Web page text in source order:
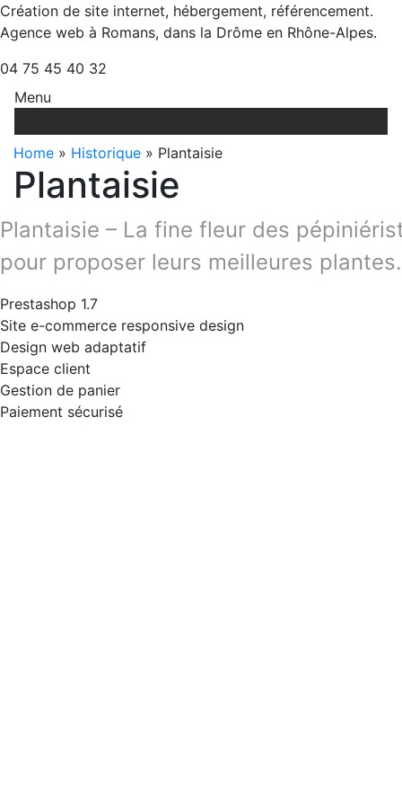
Création de site internet, hébergement, référencement.
Agence web à Romans, dans la Drôme en Rhône-Alpes.
04 75 45 40 32
Menu
au
contenu
Home » Historique » Plantaisie
Plantaisie
Plantaisie – La fine fleur des
pour proposer leurs meilleures
Prestashop 1.7
Site e-commerce responsive design
Design web adaptatif
Espace client
Gestion de panier
Paiement sécurisé